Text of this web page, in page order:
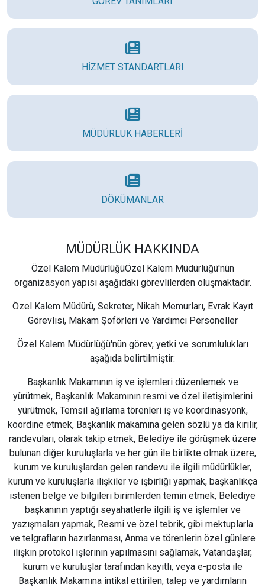
HİZMET STANDARTLARI
MÜDÜRLÜK HABERLERİ
DÖKÜMANLAR
MÜDÜRLÜK HAKKINDA
Özel Kalem MüdürlüğüÖzel Kalem Müdürlüğü'nün
organizasyon yapısı aşağıdaki görevlilerden oluşmaktadır.
Özel Kalem Müdürü, Sekreter, Nikah Memurları, Evrak Kayıt
Görevlisi, Makam Şoförleri ve Yardımcı Personeller
Özel Kalem Müdürlüğü'nün görev, yetki ve sorumlulukları
aşağıda belirtilmiştir:
Başkanlık Makamının iş ve işlemleri düzenlemek ve
yürütmek, Başkanlık Makamının resmi ve özel iletişimlerini
yürütmek, Temsil ağırlama törenleri iş ve koordinasyonk,
koordine etmek, Başkanlık makamına gelen sözlü ya da kırılır,
randevuları, olarak takip etmek, Belediye ile görüşmek üzere
bulunan diğer kuruluşlarla ve her gün ile birlikte olmak üzere,
kurum ve kuruluşlardan gelen randevu ile ilgili müdürlükler,
kurum ve kuruluşlarla ilişkiler ve işbirliği yapmak, başkanlıkça
istenen belge ve bilgileri birimlerden temin etmek, Belediye
başkanının yaptığı seyahatlerle ilgili iş ve işlemler ve
yazışmaları yapmak, Resmi ve özel tebrik, gibi mektuplarla
ve telgrafların hazırlanması, Anma ve törenlerin özel günlere
ilişkin protokol işlerinin yapılmasını sağlamak, Vatandaşlar,
kurum ve kuruluşlar tarafından kayıtlı, veya e-posta ile
Başkanlık Makamına intikal ettirilen, talep ve yardımların